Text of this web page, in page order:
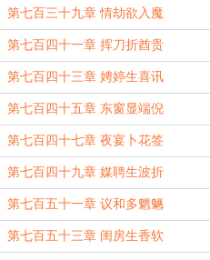
第七百三十九章 情劫欲入魔
第七百四十一章 挥刀折酋贵
第七百四十三章 娉婷生喜讯
第七百四十五章 东窗显端倪
第七百四十七章 夜宴卜花签
第七百四十九章 媒聘生波折
第七百五十一章 议和多魍魉
第七百五十三章 闺房生香软